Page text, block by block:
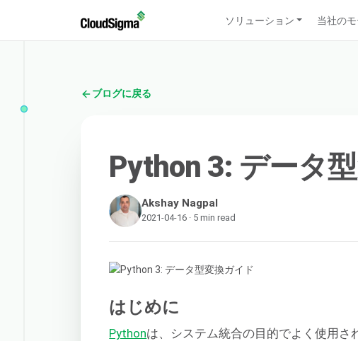
ソリューション 当社の
ブログに戻る
Python 3: データ
Akshay Nagpal
2021-04-16 · 5 min read
はじめに
Pythonは、システム統合の目的でよく使用